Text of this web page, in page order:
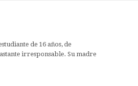
de 16 años, de
irresponsable. Su madre